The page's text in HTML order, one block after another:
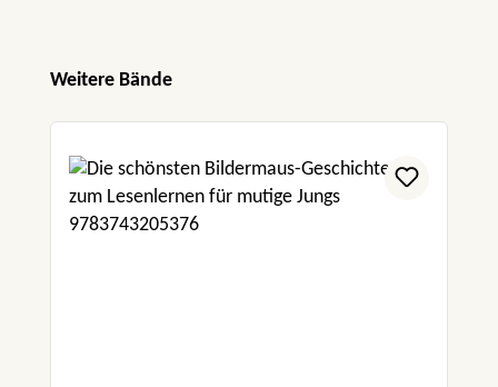
Produktgalerie überspringen
Weitere Bände